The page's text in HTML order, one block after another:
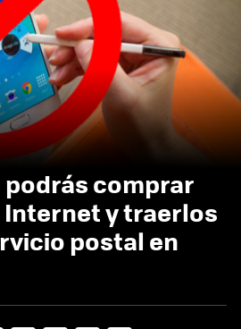
podrás comprar
y traerlos
postal en